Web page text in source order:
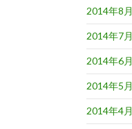
2014年8月
2014年7月
2014年6月
2014年5月
2014年4月